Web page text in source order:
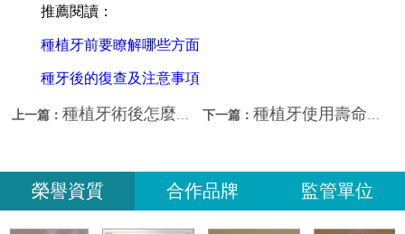
推薦閱讀：
種植牙前要瞭解哪些方面
種牙後的復查及注意事項
上一篇：種植牙術後怎麼護理？深圳種植牙價錢？ 下一篇： 種植牙使用壽命？深圳種牙哪家好？
榮譽資質 合作品牌 監管單位